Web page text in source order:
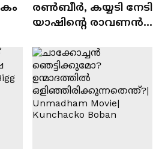
രൺബീർ, കയ്യടി നേടി
യാഷിന്റെ രാവണൻ;
രാമായണ ട്രെയിലർ
എത്തി | Ramayana
Movie